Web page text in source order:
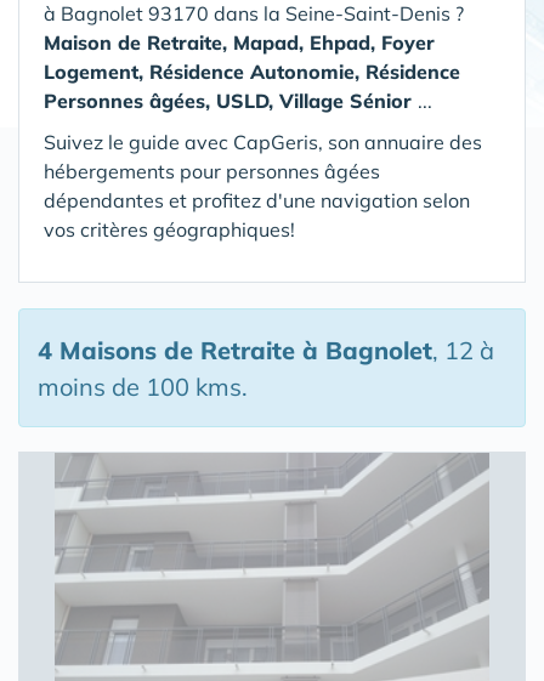
à Bagnolet 93170 dans la Seine-Saint-Denis ?
Maison de Retraite, Mapad, Ehpad, Foyer
Logement, Résidence Autonomie, Résidence
Personnes âgées, USLD, Village Sénior ...
Suivez le guide avec CapGeris, son annuaire des
hébergements pour personnes âgées
dépendantes et profitez d'une navigation selon
vos critères géographiques!
4 Maisons de Retraite à Bagnolet, 12 à
moins de 100 kms.